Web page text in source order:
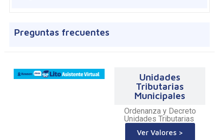
Preguntas frecuentes
Unidades
Tributarias
Municipales
Ordenanza y Decreto
Unidades Tributarias
Ver Valores >